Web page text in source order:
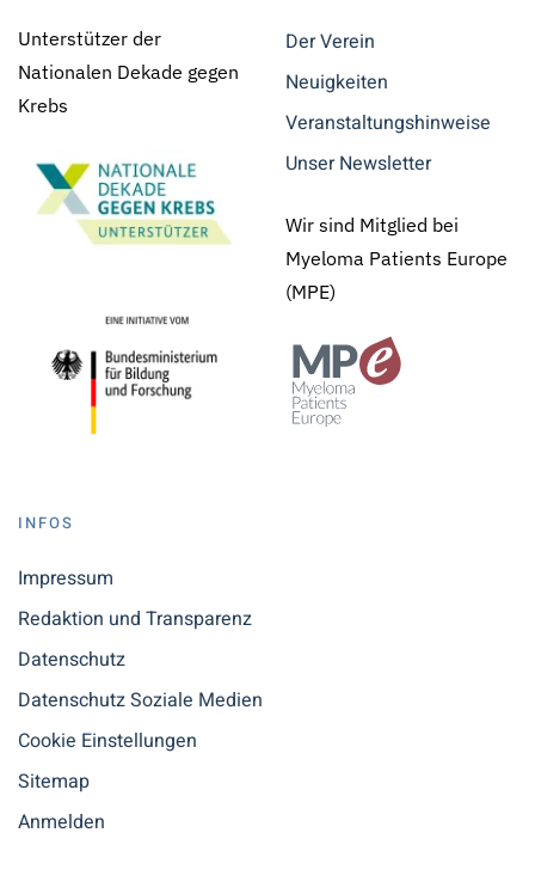
Unterstützer der
Nationalen Dekade gegen
Krebs
Der Verein
Neuigkeiten
Veranstaltungshinweise
Unser Newsletter
Wir sind Mitglied bei
Myeloma Patients Europe
(MPE)
INFOS
Impressum
Redaktion und Transparenz
Datenschutz
Datenschutz Soziale Medien
Cookie Einstellungen
Sitemap
Anmelden